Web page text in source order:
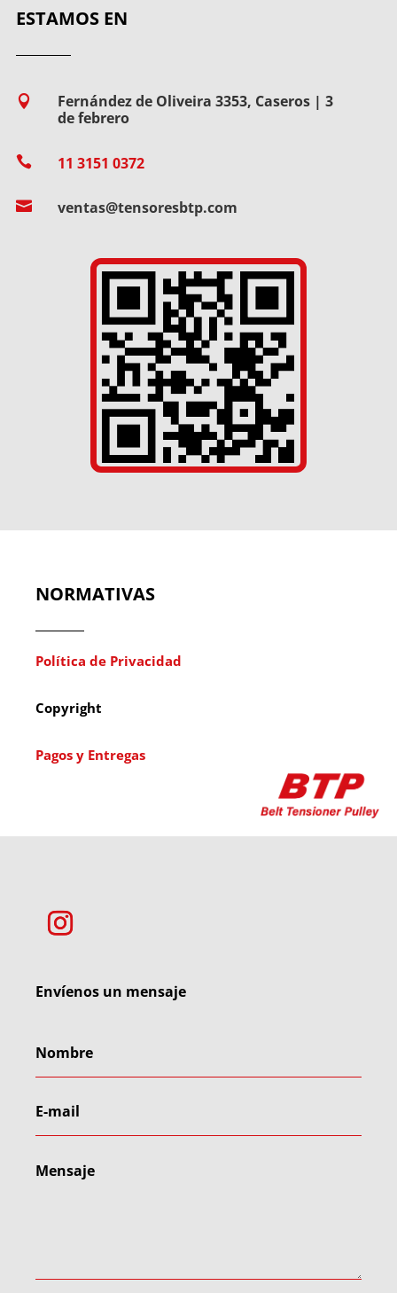
ESTAMOS EN

Fernández de Oliveira 3353, Caseros | 3
de febrero
 11 3151 0372
 ventas@tensoresbtp.com
NORMATIVAS
Política de Privacidad
Copyright
Pagos y Entregas
Envíenos un mensaje